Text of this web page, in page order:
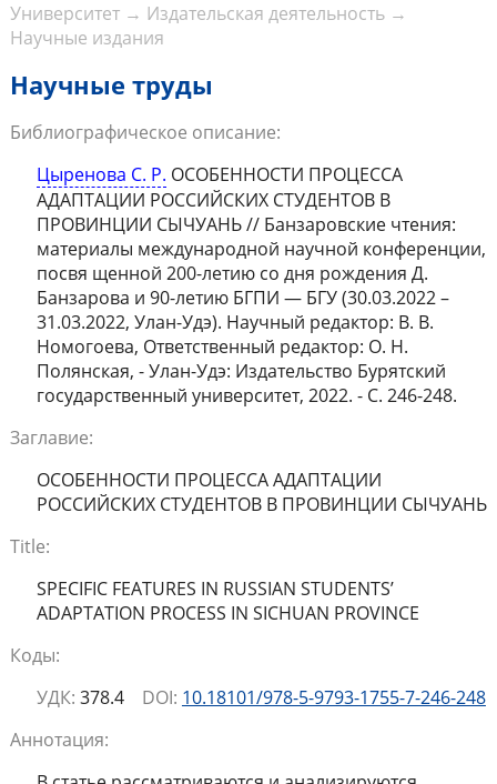
Университет→ Издательская деятельность→
Научные издания
Научные труды
Библиографическое описание:
Цыренова С. Р. ОСОБЕННОСТИ ПРОЦЕССА
АДАПТАЦИИ РОССИЙСКИХ СТУДЕНТОВ В
ПРОВИНЦИИ СЫЧУАНЬ // Банзаровские чтения:
материалы международной научной конференции,
посвя щенной 200-летию со дня рождения Д.
Банзарова и 90-летию БГПИ — БГУ (30.03.2022 –
31.03.2022, Улан-Удэ). Научный редактор: В. В.
Номогоева, Ответственный редактор: О. Н.
Полянская, - Улан-Удэ: Издательство Бурятский
государственный университет, 2022. - С. 246-248.
Заглавие:
ОСОБЕННОСТИ ПРОЦЕССА АДАПТАЦИИ
РОССИЙСКИХ СТУДЕНТОВ В ПРОВИНЦИИ СЫЧУАНЬ
Title:
SPECIFIC FEATURES IN RUSSIAN STUDENTS’
ADAPTATION PROCESS IN SICHUAN PROVINCE
Коды:
УДК: 378.4 DOI: 10.18101/978-5-9793-1755-7-246-248
Аннотация: